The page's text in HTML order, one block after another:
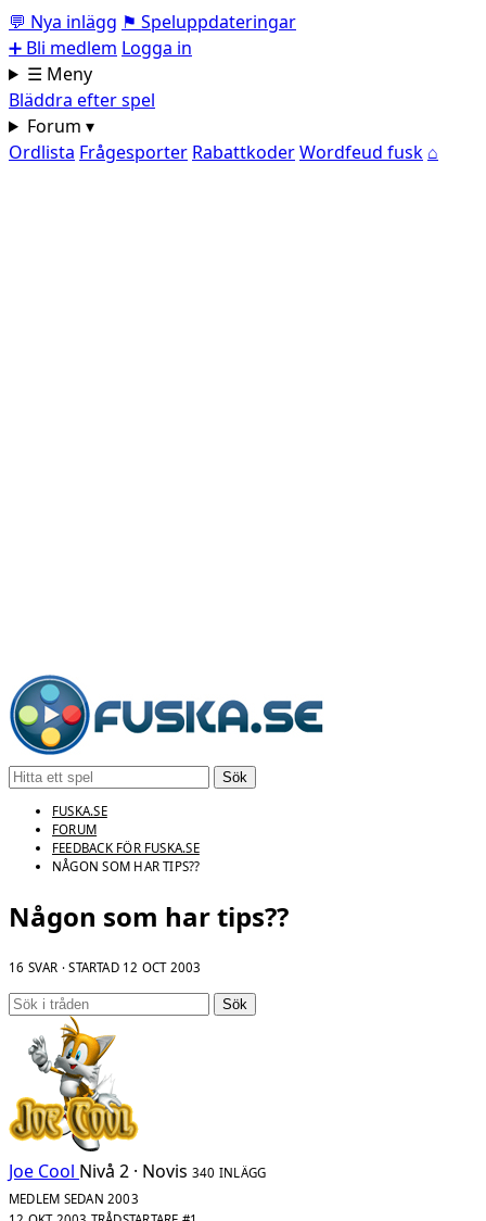
💬 Nya inlägg ⚑ Speluppdateringar
➕ Bli medlem Logga in
☰ Meny
Bläddra efter spel
Forum ▾
Ordlista Frågesporter RabattkoderWordfeud fusk ⌂
Sök
FUSKA.SE
FORUM
FEEDBACK FÖR FUSKA.SE
NÅGON SOM HAR TIPS??
Någon som har tips??
16 SVAR · STARTAD 12 OCT 2003
Sök
Joe Cool Nivå 2 · Novis 340 INLÄGG
MEDLEM SEDAN 2003